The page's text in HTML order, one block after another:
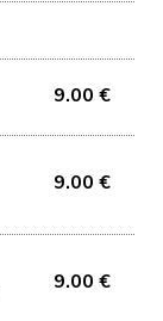
9.00 €
9.00 €
9.00 €